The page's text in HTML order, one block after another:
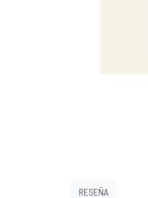
RESEÑA